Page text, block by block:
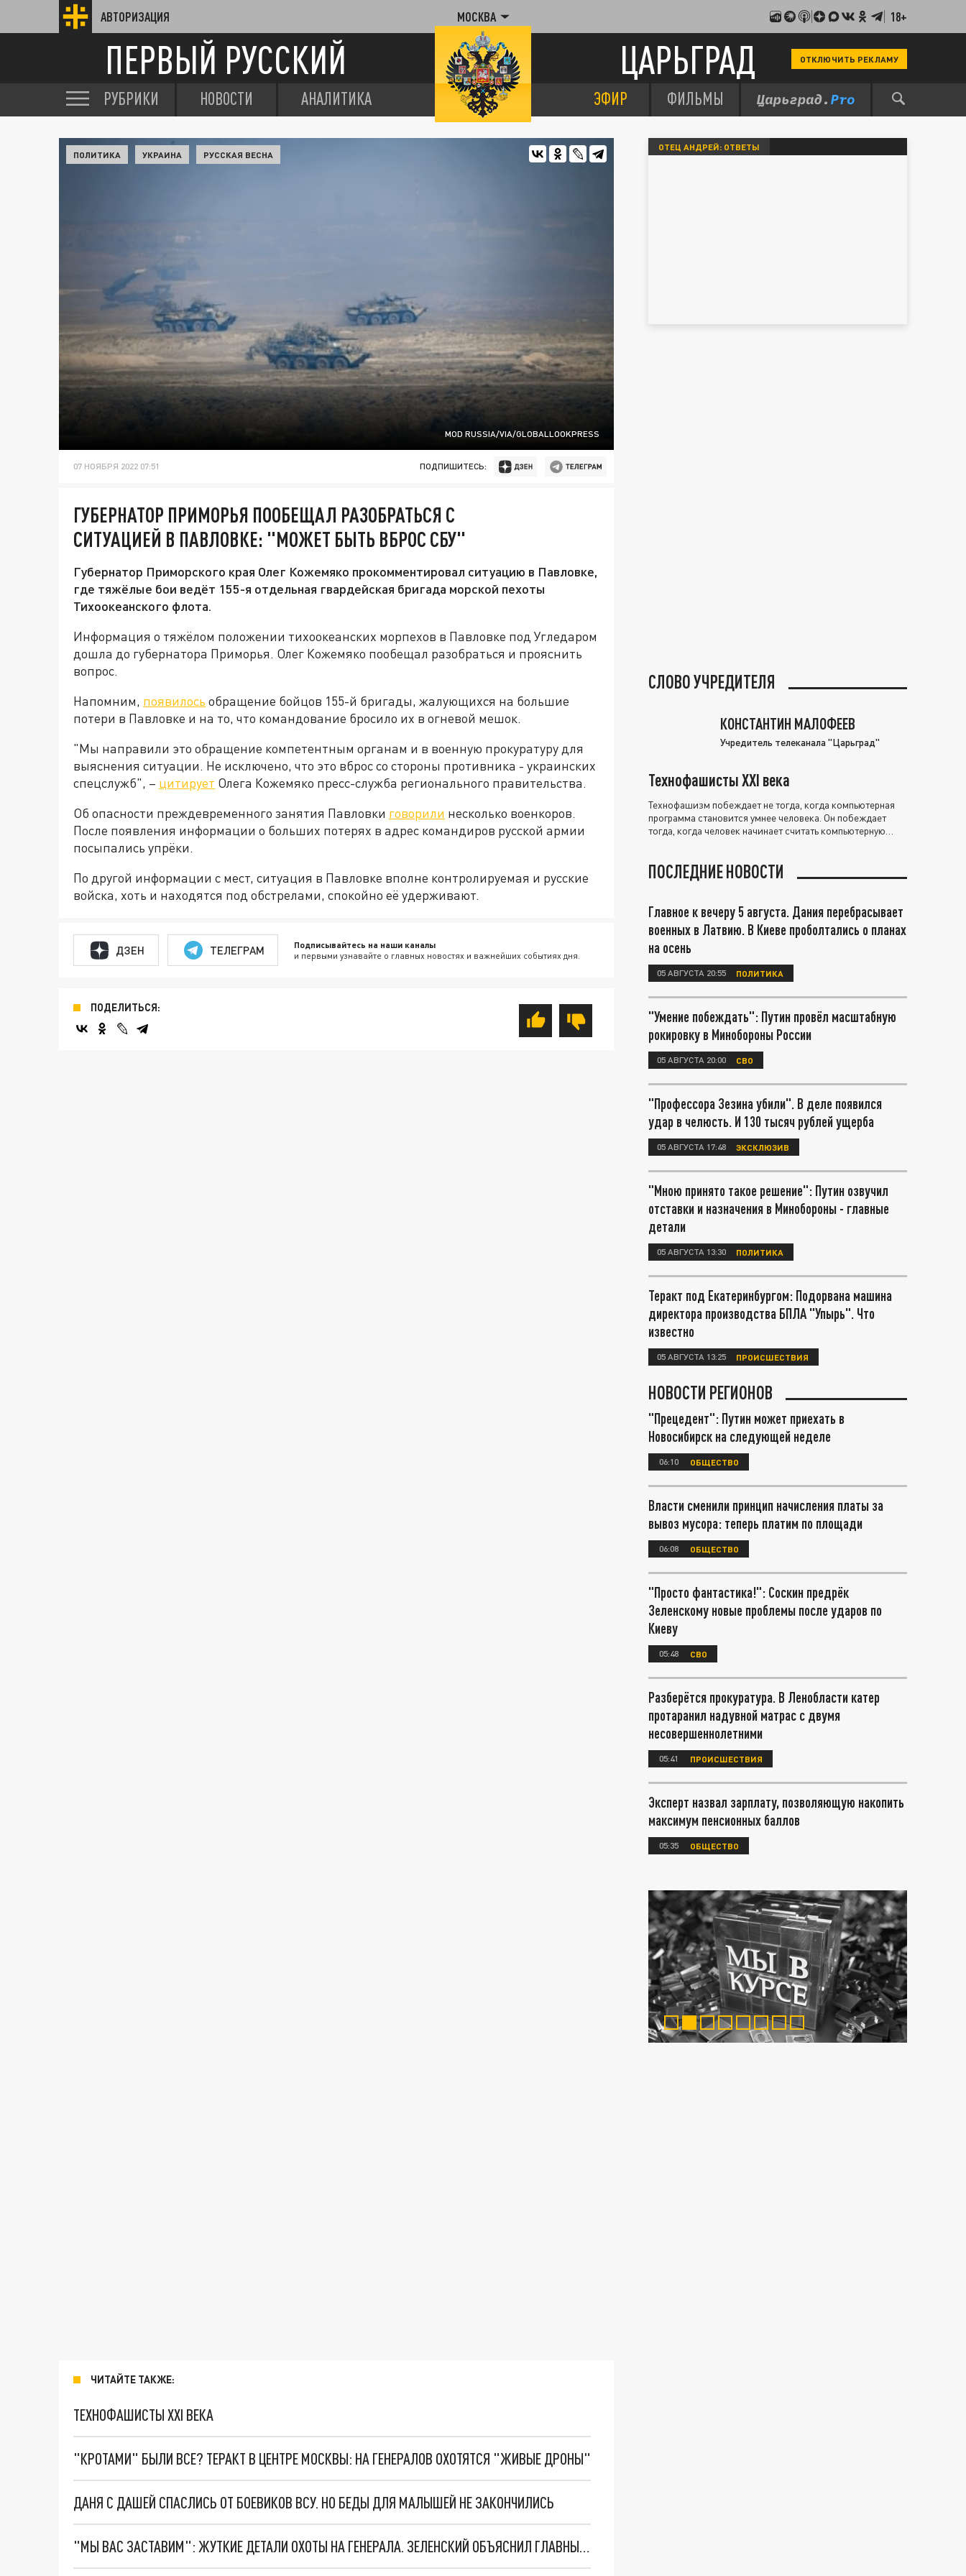
АВТОРИЗАЦИЯ МОСКВА 18+
ПЕРВЫЙ РУССКИЙ ЦАРЬГРАД ОТКЛЮЧИТЬ РЕКЛАМУ
РУБРИКИ НОВОСТИ АНАЛИТИКА ЭФИР ФИЛЬМЫ
MOD RUSSIA/VIA/GLOBALLOOKPRESS
ПОЛИТИКА УКРАИНА РУССКАЯ ВЕСНА
07 НОЯБРЯ 2022 07:51 ПОДПИШИТЕСЬ:
ГУБЕРНАТОР ПРИМОРЬЯ ПООБЕЩАЛ РАЗОБРАТЬСЯ С
СИТУАЦИЕЙ В ПАВЛОВКЕ: "МОЖЕТ БЫТЬ ВБРОС СБУ"
Губернатор Приморского края Олег Кожемяко прокомментировал ситуацию в Павловке,
где тяжёлые бои ведёт 155-я отдельная гвардейская бригада морской пехоты
Тихоокеанского флота.
Информация о тяжёлом положении тихоокеанских морпехов в Павловке под Угледаром
дошла до губернатора Приморья. Олег Кожемяко пообещал разобраться и прояснить
вопрос.
Напомним, появилось обращение бойцов 155-й бригады, жалующихся на большие
потери в Павловке и на то, что командование бросило их в огневой мешок.
"Мы направили это обращение компетентным органам и в военную прокуратуру для
выяснения ситуации. Не исключено, что это вброс со стороны противника - украинских
спецслужб", – цитирует Олега Кожемяко пресс-служба регионального правительства.
Об опасности преждевременного занятия Павловки говорили несколько военкоров.
После появления информации о больших потерях в адрес командиров русской армии
посыпались упрёки.
По другой информации с мест, ситуация в Павловке вполне контролируемая и русские
войска, хоть и находятся под обстрелами, спокойно её удерживают.
ДЗЕН ТЕЛЕГРАМ Подписывайтесь на наши каналы
и первыми узнавайте о главных новостях и важнейших событиях дня.
ПОДЕЛИТЬСЯ:
ЧИТАЙТЕ ТАКЖЕ:
ТЕХНОФАШИСТЫ XXI ВЕКА
"КРОТАМИ" БЫЛИ ВСЕ? ТЕРАКТ В ЦЕНТРЕ МОСКВЫ: НА ГЕНЕРАЛОВ ОХОТЯТСЯ "ЖИВЫЕ ДРОНЫ"
ДАНЯ С ДАШЕЙ СПАСЛИСЬ ОТ БОЕВИКОВ ВСУ. НО БЕДЫ ДЛЯ МАЛЫШЕЙ НЕ ЗАКОНЧИЛИСЬ
"МЫ ВАС ЗАСТАВИМ": ЖУТКИЕ ДЕТАЛИ ОХОТЫ НА ГЕНЕРАЛА. ЗЕЛЕНСКИЙ ОБЪЯСНИЛ ГЛАВНЫЙ СМЫСЛ ТЕРАКТА В ЦЕНТРЕ МОСКВЫ
ОТЕЦ АНДРЕЙ: ОТВЕТЫ
СЛОВО УЧРЕДИТЕЛЯ
КОНСТАНТИН МАЛОФЕЕВ
Учредитель телеканала "Царьград"
Технофашисты XXI века
Технофашизм побеждает не тогда, когда компьютерная
программа становится умнее человека. Он побеждает
тогда, когда человек начинает считать компьютерную
ПОСЛЕДНИЕ НОВОСТИ
Главное к вечеру 5 августа. Дания перебрасывает
военных в Латвию. В Киеве проболтались о планах
на осень
05 АВГУСТА 20:55 ПОЛИТИКА
"Умение побеждать": Путин провёл масштабную
рокировку в Минобороны России
05 АВГУСТА 20:00 СВО
"Профессора Зезина убили". В деле появился
удар в челюсть. И 130 тысяч рублей ущерба
05 АВГУСТА 17:48 ЭКСКЛЮЗИВ
"Мною принято такое решение": Путин озвучил
отставки и назначения в Минобороны - главные
детали
05 АВГУСТА 13:30 ПОЛИТИКА
Теракт под Екатеринбургом: Подорвана машина
директора производства БПЛА "Упырь". Что
известно
05 АВГУСТА 13:25 ПРОИСШЕСТВИЯ
НОВОСТИ РЕГИОНОВ
"Прецедент": Путин может приехать в
Новосибирск на следующей неделе
06:10 ОБЩЕСТВО
Власти сменили принцип начисления платы за
вывоз мусора: теперь платим по площади
06:08 ОБЩЕСТВО
"Просто фантастика!": Соскин предрёк
Зеленскому новые проблемы после ударов по
Киеву
05:48 СВО
Разберётся прокуратура. В Ленобласти катер
протаранил надувной матрас с двумя
несовершеннолетними
05:41 ПРОИСШЕСТВИЯ
Эксперт назвал зарплату, позволяющую накопить
максимум пенсионных баллов
05:35 ОБЩЕСТВО